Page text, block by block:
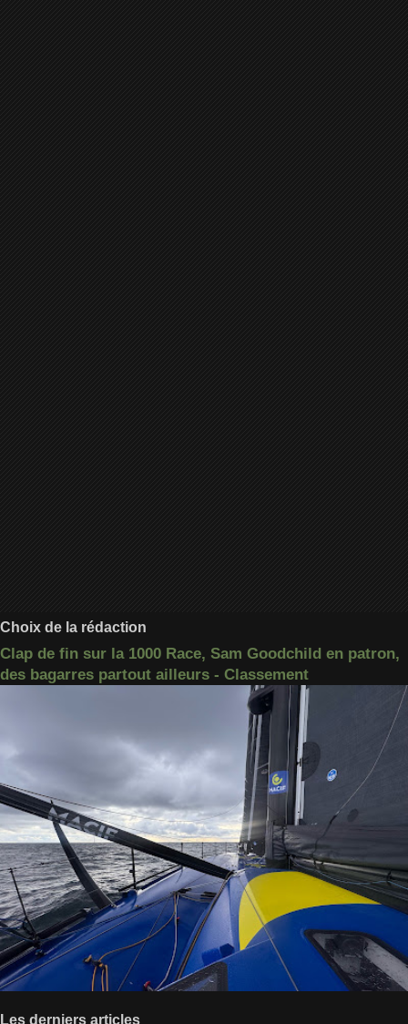
Choix de la rédaction
Clap de fin sur la 1000 Race, Sam Goodchild en patron,
des bagarres partout ailleurs - Classement
Les derniers articles